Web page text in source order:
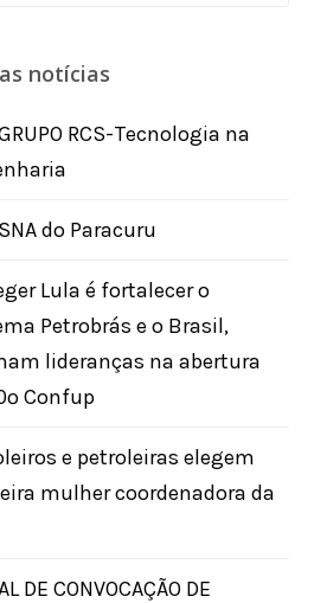
notícias
RCS-Tecnologia na
do Paracuru
Lula é fortalecer o
Petrobrás e o Brasil,
lideranças na abertura
Confup
e petroleiras elegem
mulher coordenadora da
DE CONVOCAÇÃO DE